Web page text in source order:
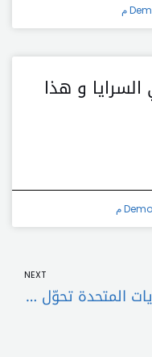
و هذا
NEXT
الولايات المتحدة تحوّل 95 مليون دولار مخصصة لمصر إلى لبنان